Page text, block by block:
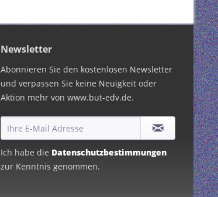
Newsletter
Abonnieren Sie den kostenlosen Newsletter
und verpassen Sie keine Neuigkeit oder
Aktion mehr von www.but-edv.de.
Ich habe die Datenschutzbestimmungen
zur Kenntnis genommen.